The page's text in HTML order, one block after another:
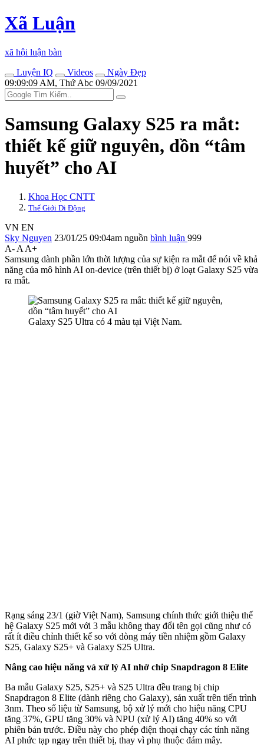
Xã Luận
xã hội luận bàn
Luyện IQ
Videos
Ngày Đẹp
09:09:09 AM, Thứ Abc 09/09/2021
Samsung Galaxy S25 ra mắt:
thiết kế giữ nguyên, dồn “tâm
huyết” cho AI
Khoa Học CNTT
Thế Giới Di Động
VN EN
Sky Nguyen 23/01/25 09:04am nguồn bình luận 999
A- A A+
Samsung dành phần lớn thời lượng của sự kiện ra mắt để nói về khả
năng của mô hình AI on-device (trên thiết bị) ở loạt Galaxy S25 vừa
ra mắt.
Galaxy S25 Ultra có 4 màu tại Việt Nam.
Rạng sáng 23/1 (giờ Việt Nam), Samsung chính thức giới thiệu thế
hệ Galaxy S25 mới với 3 mẫu không thay đổi tên gọi cũng như có
rất ít điều chỉnh thiết kế so với dòng máy tiền nhiệm gồm Galaxy
S25, Galaxy S25+ và Galaxy S25 Ultra.
Nâng cao hiệu năng và xử lý AI nhờ chip Snapdragon 8 Elite
Ba mẫu Galaxy S25, S25+ và S25 Ultra đều trang bị chip
Snapdragon 8 Elite (dành riêng cho Galaxy), sản xuất trên tiến trình
3nm. Theo số liệu từ Samsung, bộ xử lý mới cho hiệu năng CPU
tăng 37%, GPU tăng 30% và NPU (xử lý AI) tăng 40% so với
phiên bản trước. Điều này cho phép điện thoại chạy các tính năng
AI phức tạp ngay trên thiết bị, thay vì phụ thuộc đám mây.